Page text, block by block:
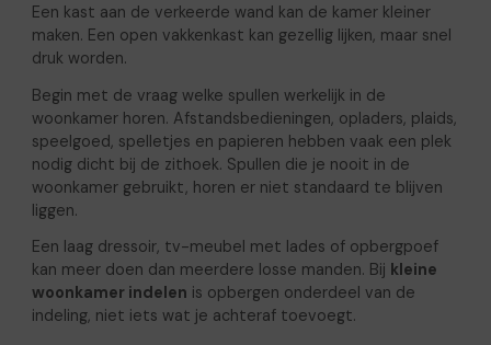
Een kast aan de verkeerde wand kan de kamer kleiner
maken. Een open vakkenkast kan gezellig lijken, maar snel
druk worden.
Begin met de vraag welke spullen werkelijk in de
woonkamer horen. Afstandsbedieningen, opladers, plaids,
speelgoed, spelletjes en papieren hebben vaak een plek
nodig dicht bij de zithoek. Spullen die je nooit in de
woonkamer gebruikt, horen er niet standaard te blijven
liggen.
Een laag dressoir, tv-meubel met lades of opbergpoef
kan meer doen dan meerdere losse manden. Bij kleine
woonkamer indelen is opbergen onderdeel van de
indeling, niet iets wat je achteraf toevoegt.